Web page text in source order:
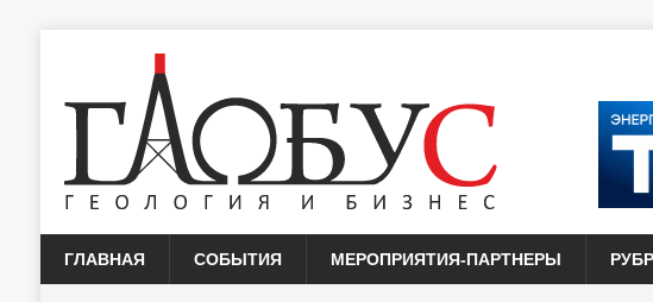
ГЛАВНАЯ СОБЫТИЯ МЕРОПРИЯТИЯ-ПАРТНЕРЫ